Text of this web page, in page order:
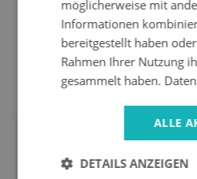
24.99 EUR
Mauerdurchbruch
möglicherweise mit
Informationen
bereitgestellt haben
Rahmen Ihrer Nutzung
gesammelt haben.
ALLE
DETAILS ANZEIGEN